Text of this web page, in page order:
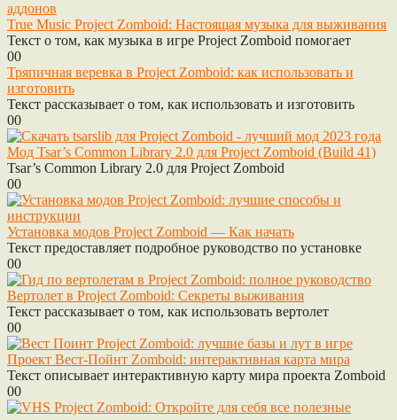
True Music Project Zomboid: Настоящая музыка для выживания
Текст о том, как музыка в игре Project Zomboid помогает
00
Тряпичная веревка в Project Zomboid: как использовать и
изготовить
Текст рассказывает о том, как использовать и изготовить
00
Мод Tsar’s Common Library 2.0 для Project Zomboid (Build 41)
Tsar’s Common Library 2.0 для Project Zomboid
00
Установка модов Project Zomboid — Как начать
Текст предоставляет подробное руководство по установке
00
Вертолет в Project Zomboid: Секреты выживания
Текст рассказывает о том, как использовать вертолет
00
Проект Вест-Пойнт Zomboid: интерактивная карта мира
Текст описывает интерактивную карту мира проекта Zomboid
00